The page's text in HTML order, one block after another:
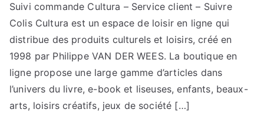
Suivi commande Cultura – Service client – Suivre
Colis Cultura est un espace de loisir en ligne qui
distribue des produits culturels et loisirs, créé en
1998 par Philippe VAN DER WEES. La boutique en
ligne propose une large gamme d’articles dans
l’univers du livre, e-book et liseuses, enfants, beaux-
arts, loisirs créatifs, jeux de société […]